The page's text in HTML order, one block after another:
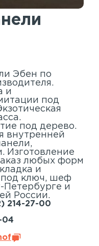
Эбен по
и
под
под дерево.
внутренней
Изготовление
любых форм
и
ключ, шеф
и
России.
214-27-00
04